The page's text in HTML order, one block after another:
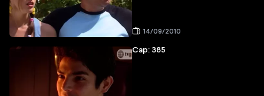
14/09/2010
Cap: 385